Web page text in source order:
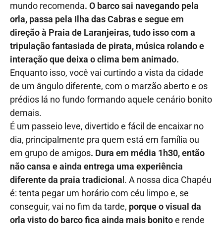
mundo recomenda. O barco sai navegando pela
orla, passa pela Ilha das Cabras e segue em
direção à Praia de Laranjeiras, tudo isso com a
tripulação fantasiada de pirata, música rolando e
interação que deixa o clima bem animado.
Enquanto isso, você vai curtindo a vista da cidade
de um ângulo diferente, com o marzão aberto e os
prédios lá no fundo formando aquele cenário bonito
demais.
É um passeio leve, divertido e fácil de encaixar no
dia, principalmente pra quem está em família ou
em grupo de amigos. Dura em média 1h30, então
não cansa e ainda entrega uma experiência
diferente da praia tradiciona l. A nossa dica Chapéu
é: tenta pegar um horário com céu limpo e, se
conseguir, vai no fim da tarde, porque o visual da
orla visto do barco fica ainda mais bonitoe rende